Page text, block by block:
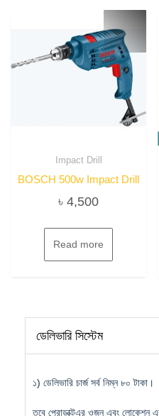
Impact Drill
BOSCH 500w Impact Drill
৳4,500
Read more
ডেলিভারি সিস্টেম
১) ডেলিভারি চার্জ সর্ব নিম্ন ৮০ টাকা।
তবে প্রোডাক্টএর ওজন এবং লোকেশন